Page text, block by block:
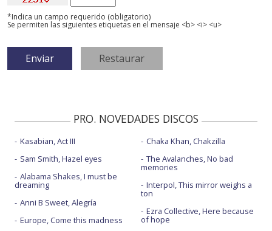
*Indica un campo requerido (obligatorio)
Se permiten las siguientes etiquetas en el mensaje <b> <i> <u>
PRO. NOVEDADES DISCOS
Kasabian, Act III
Sam Smith, Hazel eyes
Alabama Shakes, I must be
dreaming
Anni B Sweet, Alegría
Europe, Come this madness
Chaka Khan, Chakzilla
The Avalanches, No bad
memories
Interpol, This mirror weighs a
ton
Ezra Collective, Here because
of hope